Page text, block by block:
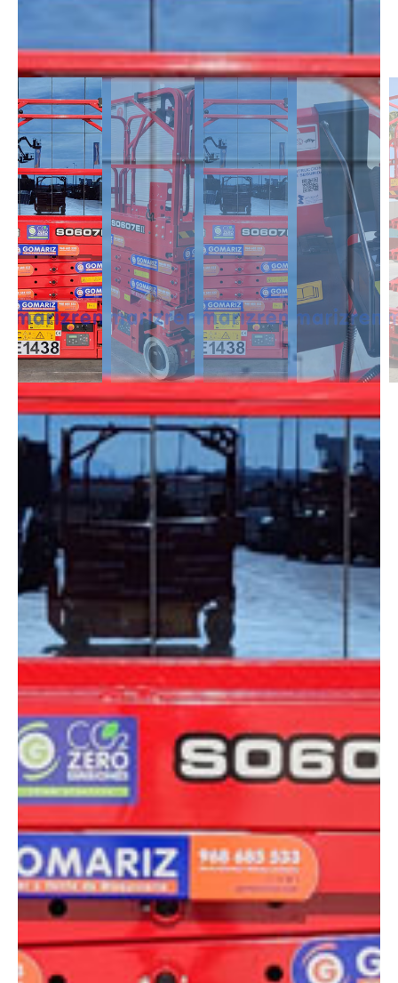
DESCRIPCIÓN
Las Tijeras Eléctricas están diseñadas para trabajar en interior, alcanzan
una altura desde los 5m a los 26,5m. Se caracterizan por llevas ruedas
anti-huellas y plataforma extensible, lo que permite ampliar la zona de
trabajo.
DIMENSIONES
Altura plataforma:
Altura de trabajo:
7.8 m
Alcance lateral:0 m
2.14 m
Longitud:
1.86 m
Anchura:0.76 m
Peso:1610 kg
ESPECIFICACIONES TÉCNICAS
Motor:Eléctrico
Capacidad:230 kg
Ver ficha técnica
COMPARADOR